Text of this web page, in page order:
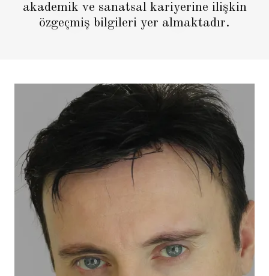
akademik ve sanatsal kariyerine ilişkin
özgeçmiş bilgileri yer almaktadır.